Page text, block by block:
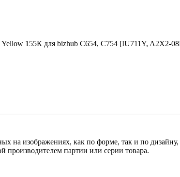
155К для bizhub C654, C754 [IU711Y, A2X2-
на изображениях, как по форме, так и по
производителем партии или серии товара.